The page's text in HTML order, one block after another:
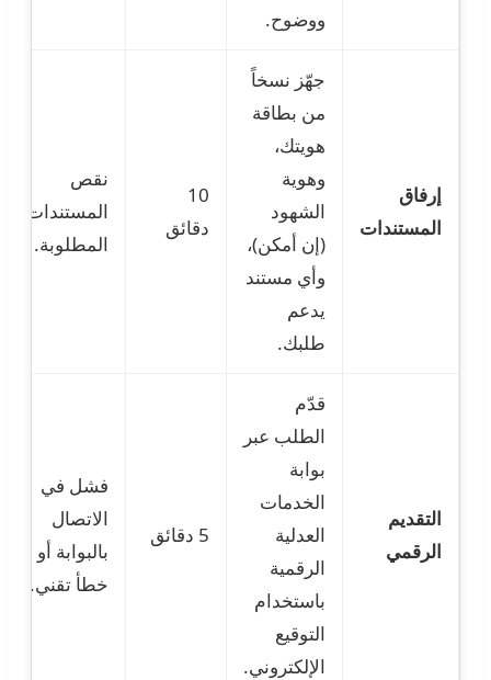
ووضوح.
إرفاق
المستندات
جهّز نسخاً
من بطاقة
هويتك،
وهوية
الشهود
(إن أمكن)،
وأي مستند
يدعم
طلبك.
10
دقائق
نقص
المستندات
المطلوبة.
التقديم
الرقمي
قدّم
الطلب عبر
بوابة
الخدمات
العدلية
الرقمية
باستخدام
التوقيع
الإلكتروني.
5 دقائق
فشل في
الاتصال
بالبوابة أو
خطأ تقني.